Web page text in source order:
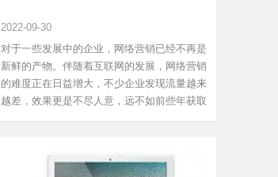
2022-09-30
对于一些发展中的企业，网络营销已经不再是
新鲜的产物。伴随着互联网的发展，网络营销
的难度正在日益增大，不少企业发现流量越来
越差，效果更是不尽人意，远不如前些年获取
互联网还没有被广泛的普及起来的时候，很多
人上网的方式都是通过...